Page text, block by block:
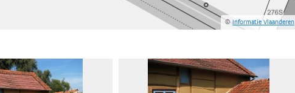
©Informatie Vlaanderen